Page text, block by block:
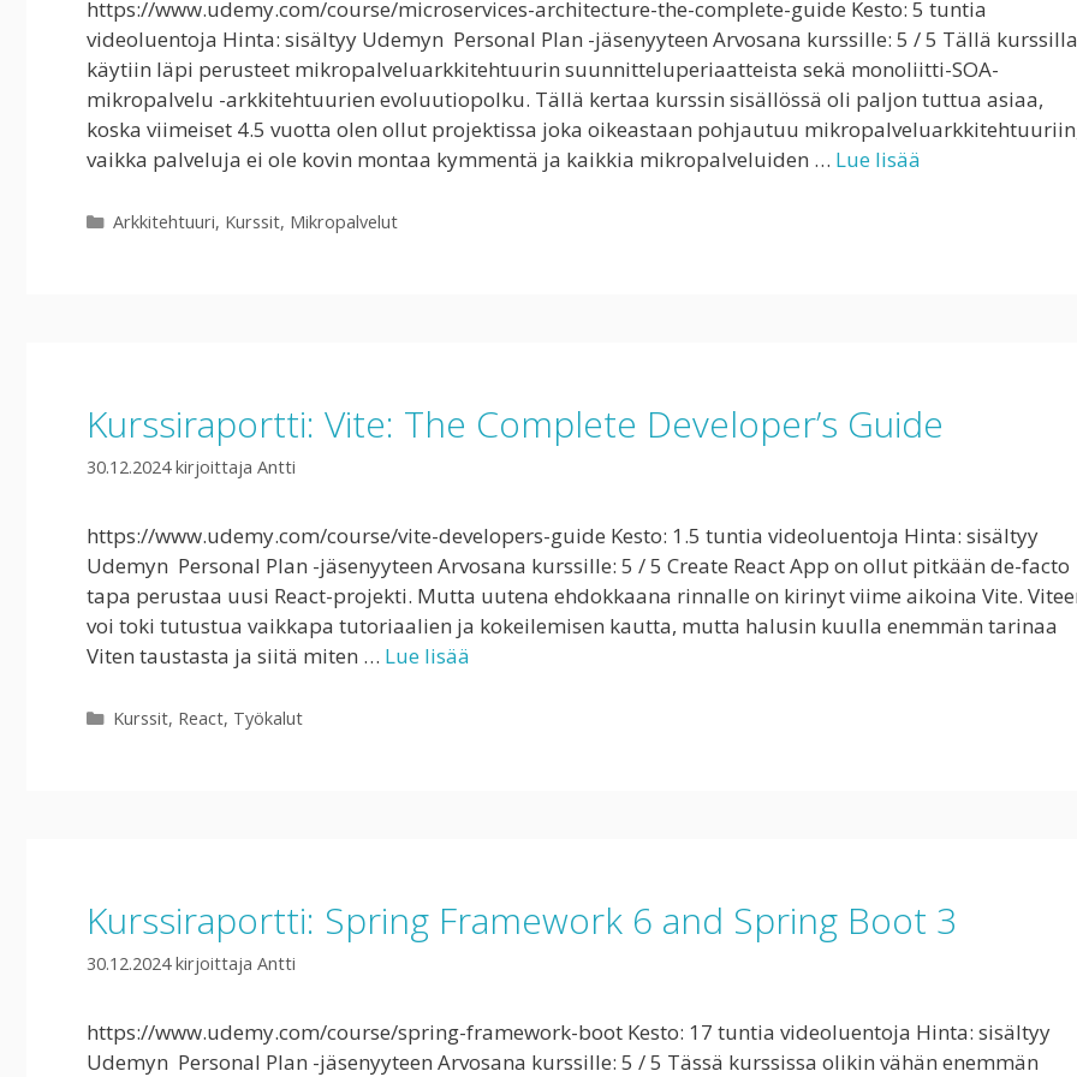
https://www.udemy.com/course/microservices-architecture-the-complete-guide Kesto: 5 tuntia
videoluentoja Hinta: sisältyy Udemyn Personal Plan -jäsenyyteen Arvosana kurssille: 5 / 5 Tällä kurssilla
käytiin läpi perusteet mikropalveluarkkitehtuurin suunnitteluperiaatteista sekä monoliitti-SOA-
mikropalvelu -arkkitehtuurien evoluutiopolku. Tällä kertaa kurssin sisällössä oli paljon tuttua asiaa,
koska viimeiset 4.5 vuotta olen ollut projektissa joka oikeastaan pohjautuu
vaikka palveluja ei ole kovin montaa kymmentä ja kaikkia mikropalveluiden … Lue lisää
Kategoriat
Arkkitehtuuri, Kurssit, Mikropalvelut
Kurssiraportti: Vite: The Complete Developer’s Guide
30.12.2024 kirjoittaja Antti
https://www.udemy.com/course/vite-developers-guide Kesto: 1.5 tuntia videoluentoja Hinta: sisältyy
Udemyn Personal Plan -jäsenyyteen Arvosana kurssille: 5 / 5 Create React App on ollut pitkään de-facto
tapa perustaa uusi React-projekti. Mutta uutena ehdokkaana rinnalle on kirinyt viime aikoina Vite.
voi toki tutustua vaikkapa tutoriaalien ja kokeilemisen kautta, mutta halusin kuulla enemmän tarinaa
Viten taustasta ja siitä miten … Lue lisää
Kategoriat
Kurssit, React, Työkalut
Kurssiraportti: Spring Framework 6 and Spring Boot 3
30.12.2024 kirjoittaja Antti
https://www.udemy.com/course/spring-framework-boot Kesto: 17 tuntia videoluentoja Hinta: sisältyy
Udemyn Personal Plan -jäsenyyteen Arvosana kurssille: 5 / 5 Tässä kurssissa olikin vähän enemmän